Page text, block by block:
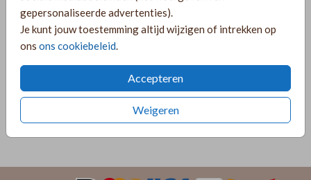
gepersonaliseerde advertenties).
Je kunt jouw toestemming altijd wijzigen of intrekken op
ons ons cookiebeleid
Accepteren
Weigeren
een huwelijksjubileum uitnodiging of trouwkaart. Mooi
uitgevoerd met goudkleurige hartjes.
Prijs:€ 6,50 per 25 zegels